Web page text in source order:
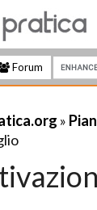
Forum
»